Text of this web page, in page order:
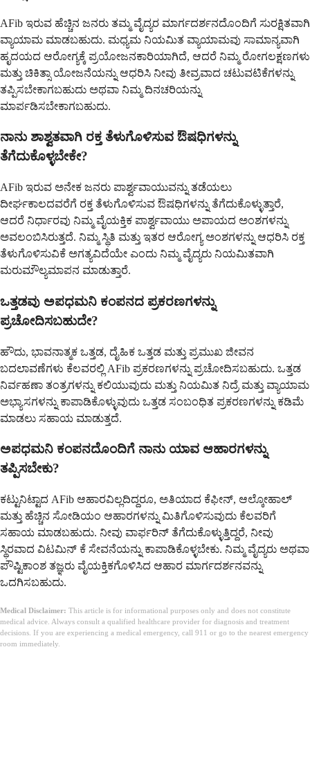
AFib ಇರುವ ಹೆಚ್ಚಿನ ಜನರು ತಮ್ಮ ವೈದ್ಯರ ಮಾರ್ಗದರ್ಶನದೊಂದಿಗೆ ಸುರಕ್ಷಿತವಾಗಿ
ವ್ಯಾಯಾಮ ಮಾಡಬಹುದು. ಮಧ್ಯಮ ನಿಯಮಿತ ವ್ಯಾಯಾಮವು ಸಾಮಾನ್ಯವಾಗಿ
ಹೃದಯದ ಆರೋಗ್ಯಕ್ಕೆ ಪ್ರಯೋಜನಕಾರಿಯಾಗಿದೆ, ಆದರೆ ನಿಮ್ಮ ರೋಗಲಕ್ಷಣಗಳು
ಮತ್ತು ಚಿಕಿತ್ಸಾ ಯೋಜನೆಯನ್ನು ಆಧರಿಸಿ ನೀವು ತೀವ್ರವಾದ ಚಟುವಟಿಕೆಗಳನ್ನು
ತಪ್ಪಿಸಬೇಕಾಗಬಹುದು ಅಥವಾ ನಿಮ್ಮ ದಿನಚರಿಯನ್ನು
ಮಾರ್ಪಡಿಸಬೇಕಾಗಬಹುದು.
ನಾನು ಶಾಶ್ವತವಾಗಿ ರಕ್ತ ತೆಳುಗೊಳಿಸುವ ಔಷಧಿಗಳನ್ನು
ತೆಗೆದುಕೊಳ್ಳಬೇಕೇ?
AFib ಇರುವ ಅನೇಕ ಜನರು ಪಾರ್ಶ್ವವಾಯುವನ್ನು ತಡೆಯಲು
ದೀರ್ಘಕಾಲದವರೆಗೆ ರಕ್ತ ತೆಳುಗೊಳಿಸುವ ಔಷಧಿಗಳನ್ನು ತೆಗೆದುಕೊಳ್ಳುತ್ತಾರೆ,
ಆದರೆ ನಿರ್ಧಾರವು ನಿಮ್ಮ ವೈಯಕ್ತಿಕ ಪಾರ್ಶ್ವವಾಯು ಅಪಾಯದ ಅಂಶಗಳನ್ನು
ಅವಲಂಬಿಸಿರುತ್ತದೆ. ನಿಮ್ಮ ಸ್ಥಿತಿ ಮತ್ತು ಇತರ ಆರೋಗ್ಯ ಅಂಶಗಳನ್ನು ಆಧರಿಸಿ ರಕ್ತ
ತೆಳುಗೊಳಿಸುವಿಕೆ ಅಗತ್ಯವಿದೆಯೇ ಎಂದು ನಿಮ್ಮ ವೈದ್ಯರು ನಿಯಮಿತವಾಗಿ
ಮರುಮೌಲ್ಯಮಾಪನ ಮಾಡುತ್ತಾರೆ.
ಒತ್ತಡವು ಅಪಧಮನಿ ಕಂಪನದ ಪ್ರಕರಣಗಳನ್ನು
ಪ್ರಚೋದಿಸಬಹುದೇ?
ಹೌದು, ಭಾವನಾತ್ಮಕ ಒತ್ತಡ, ದೈಹಿಕ ಒತ್ತಡ ಮತ್ತು ಪ್ರಮುಖ ಜೀವನ
ಬದಲಾವಣೆಗಳು ಕೆಲವರಲ್ಲಿ AFib ಪ್ರಕರಣಗಳನ್ನು ಪ್ರಚೋದಿಸಬಹುದು. ಒತ್ತಡ
ನಿರ್ವಹಣಾ ತಂತ್ರಗಳನ್ನು ಕಲಿಯುವುದು ಮತ್ತು ನಿಯಮಿತ ನಿದ್ರೆ ಮತ್ತು ವ್ಯಾಯಾಮ
ಅಭ್ಯಾಸಗಳನ್ನು ಕಾಪಾಡಿಕೊಳ್ಳುವುದು ಒತ್ತಡ ಸಂಬಂಧಿತ ಪ್ರಕರಣಗಳನ್ನು ಕಡಿಮೆ
ಮಾಡಲು ಸಹಾಯ ಮಾಡುತ್ತದೆ.
ಅಪಧಮನಿ ಕಂಪನದೊಂದಿಗೆ ನಾನು ಯಾವ ಆಹಾರಗಳನ್ನು
ತಪ್ಪಿಸಬೇಕು?
ಕಟ್ಟುನಿಟ್ಟಾದ AFib ಆಹಾರವಿಲ್ಲದಿದ್ದರೂ, ಅತಿಯಾದ ಕೆಫೀನ್, ಆಲ್ಕೋಹಾಲ್
ಮತ್ತು ಹೆಚ್ಚಿನ ಸೋಡಿಯಂ ಆಹಾರಗಳನ್ನು ಮಿತಿಗೊಳಿಸುವುದು ಕೆಲವರಿಗೆ
ಸಹಾಯ ಮಾಡಬಹುದು. ನೀವು ವಾರ್ಫರಿನ್ ತೆಗೆದುಕೊಳ್ಳುತ್ತಿದ್ದರೆ, ನೀವು
ಸ್ಥಿರವಾದ ವಿಟಮಿನ್ ಕೆ ಸೇವನೆಯನ್ನು ಕಾಪಾಡಿಕೊಳ್ಳಬೇಕು. ನಿಮ್ಮ ವೈದ್ಯರು ಅಥವಾ
ಪೌಷ್ಟಿಕಾಂಶ ತಜ್ಞರು ವೈಯಕ್ತಿಕಗೊಳಿಸಿದ ಆಹಾರ ಮಾರ್ಗದರ್ಶನವನ್ನು
ಒದಗಿಸಬಹುದು.
Medical Disclaimer: This article is for informational purposes only and does not constitute
medical advice. Always consult a qualified healthcare provider for diagnosis and treatment
decisions. If you are experiencing a medical emergency, call 911 or go to the nearest emergency
room immediately.